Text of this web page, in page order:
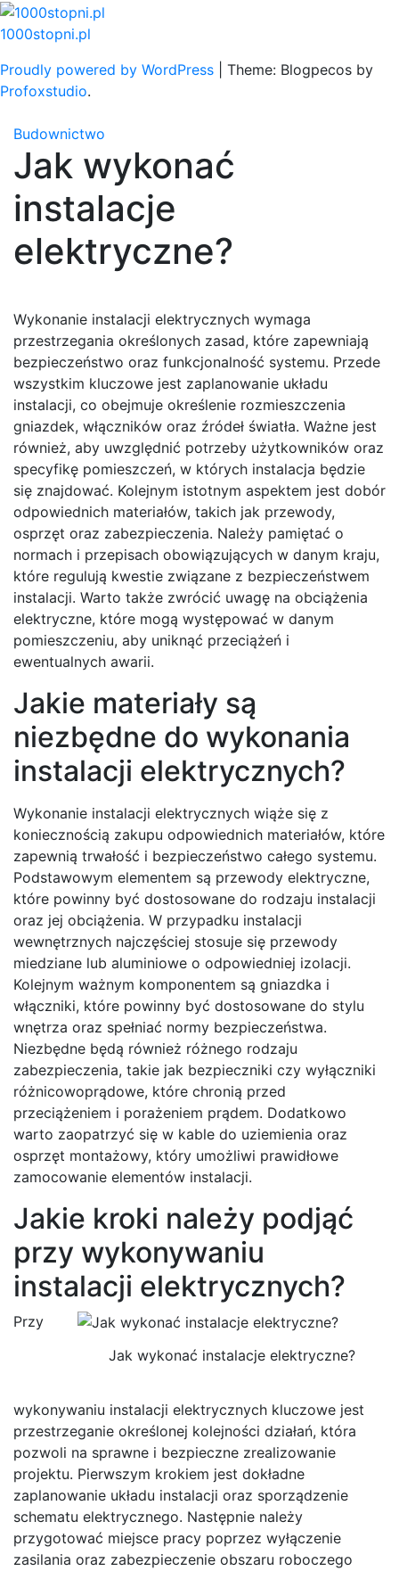
Skip
to
1000stopni.pl
Proudly powered by WordPress
Theme: Blogpecos by
Profoxstudio.
Budownictwo
Jak wykonać
instalacje
elektryczne?
Wykonanie instalacji elektrycznych wymaga
przestrzegania określonych zasad, które zapewniają
bezpieczeństwo oraz funkcjonalność systemu. Przede
wszystkim kluczowe jest zaplanowanie układu
instalacji, co obejmuje określenie rozmieszczenia
gniazdek, włączników oraz źródeł światła. Ważne jest
również, aby uwzględnić potrzeby użytkowników oraz
specyfikę pomieszczeń, w których instalacja będzie
się znajdować. Kolejnym istotnym aspektem jest dobór
odpowiednich materiałów, takich jak przewody,
osprzęt oraz zabezpieczenia. Należy pamiętać o
normach i przepisach obowiązujących w danym kraju,
które regulują kwestie związane z bezpieczeństwem
instalacji. Warto także zwrócić uwagę na obciążenia
elektryczne, które mogą występować w danym
pomieszczeniu, aby uniknąć przeciążeń i
ewentualnych awarii.
Jakie materiały są
niezbędne do wykonania
instalacji elektrycznych?
Wykonanie instalacji elektrycznych wiąże się z
koniecznością zakupu odpowiednich materiałów, które
zapewnią trwałość i bezpieczeństwo całego systemu.
Podstawowym elementem są przewody elektryczne,
które powinny być dostosowane do rodzaju instalacji
oraz jej obciążenia. W przypadku instalacji
wewnętrznych najczęściej stosuje się przewody
miedziane lub aluminiowe o odpowiedniej izolacji.
Kolejnym ważnym komponentem są gniazdka i
włączniki, które powinny być dostosowane do stylu
wnętrza oraz spełniać normy bezpieczeństwa.
Niezbędne będą również różnego rodzaju
zabezpieczenia, takie jak bezpieczniki czy wyłączniki
różnicowoprądowe, które chronią przed
przeciążeniem i porażeniem prądem. Dodatkowo
warto zaopatrzyć się w kable do uziemienia oraz
osprzęt montażowy, który umożliwi prawidłowe
zamocowanie elementów instalacji.
Jakie kroki należy podjąć
przy wykonywaniu
instalacji elektrycznych?
Jak wykonać instalacje elektryczne?
Przy
wykonywaniu instalacji elektrycznych kluczowe jest
przestrzeganie określonej kolejności działań, która
pozwoli na sprawne i bezpieczne zrealizowanie
projektu. Pierwszym krokiem jest dokładne
zaplanowanie układu instalacji oraz sporządzenie
schematu elektrycznego. Następnie należy
przygotować miejsce pracy poprzez wyłączenie
zasilania oraz zabezpieczenie obszaru roboczego